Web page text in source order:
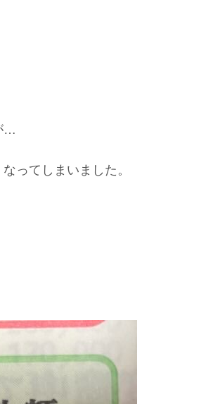
…
ってしまいました。